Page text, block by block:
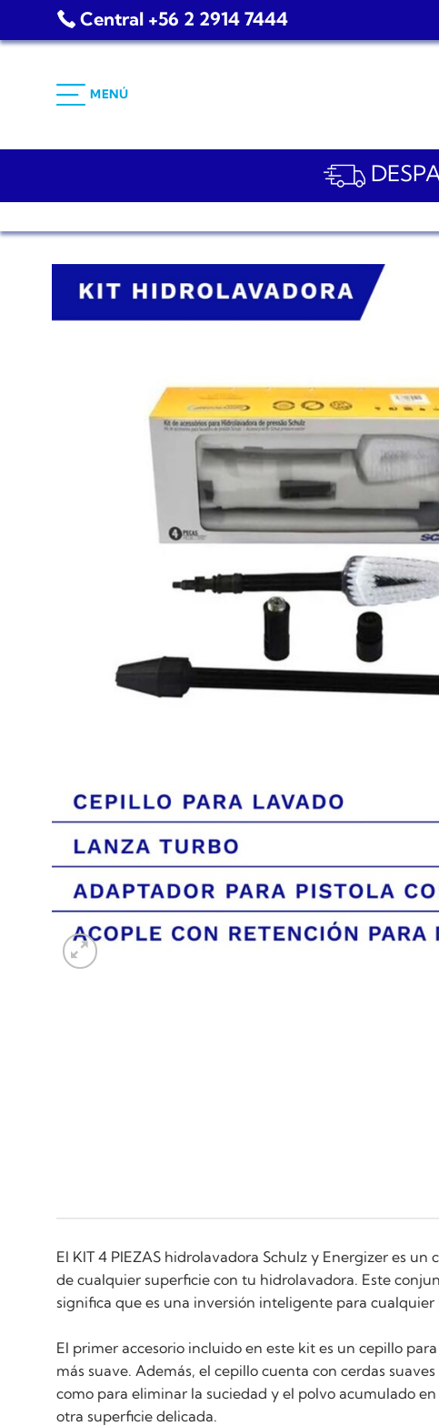
Central +56 2 2914 7444
MENÚ
El KIT 4 PIEZAS hidrolavadora Schulz y Energizer es
de cualquier superficie con tu hidrolavadora. Este
significa que es una inversión inteligente para
El primer accesorio incluido en este kit es un cepillo
más suave. Además, el cepillo cuenta con cerdas
como para eliminar la suciedad y el polvo acumulado
otra superficie delicada.